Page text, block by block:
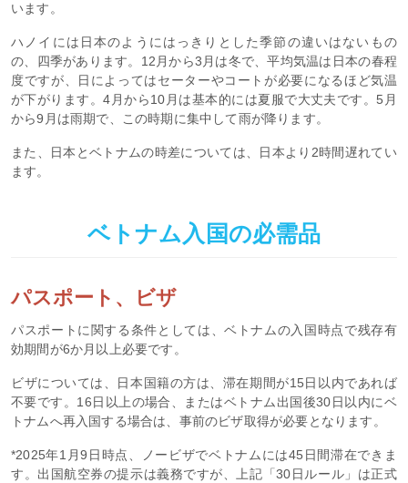
います。
ハノイには日本のようにはっきりとした季節の違いはないもの
の、四季があります。12月から3月は冬で、平均気温は日本の春程
度ですが、日によってはセーターやコートが必要になるほど気温
が下がります。4月から10月は基本的には夏服で大丈夫です。5月
から9月は雨期で、この時期に集中して雨が降ります。
また、日本とベトナムの時差については、日本より2時間遅れてい
ます。
ベトナム入国の必需品
パスポート、ビザ
パスポートに関する条件としては、ベトナムの入国時点で残存有
効期間が6か月以上必要です。
ビザについては、日本国籍の方は、滞在期間が15日以内であれば
不要です。16日以上の場合、またはベトナム出国後30日以内にベ
トナムへ再入国する場合は、事前のビザ取得が必要となります。
*2025年1月9日時点、ノービザでベトナムには45日間滞在できま
す。出国航空券の提示は義務ですが、上記「30日ルール」は正式